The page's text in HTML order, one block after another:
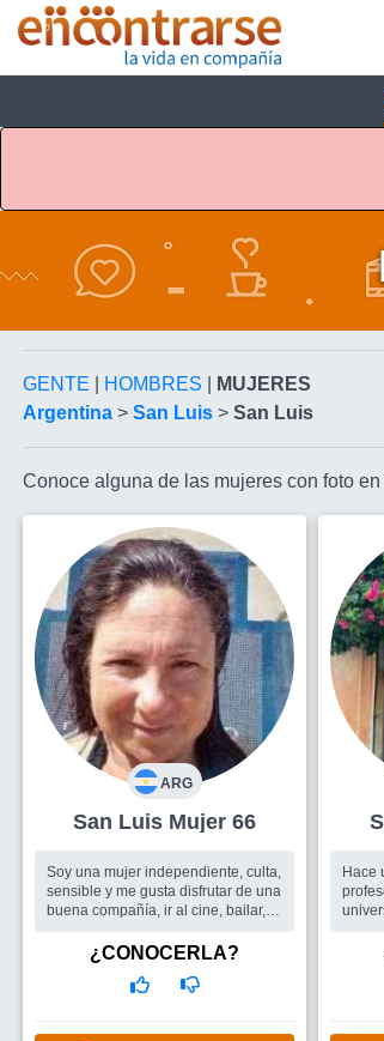
GENTE HOMBRES
MUJERES
Argentina > San Luis > San Luis
Conoce alguna de las mujeres con foto
ARG
San Luis Mujer 66
Soy una mujer independiente, culta,
sensible y me gusta disfrutar de una
buena compañía, ir al cine, bailar, el
gente con quien compartir
momentos gratos...
Amigos para salir, pero estoy
¿CONOCERLA?
Hace unos
otros